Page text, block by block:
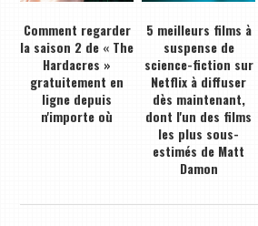
Comment regarder
la saison 2 de « The
Hardacres »
gratuitement en
ligne depuis
n'importe où
5 meilleurs films à
suspense de
science-fiction sur
Netflix à diffuser
dès maintenant,
dont l'un des films
les plus sous-
estimés de Matt
Damon